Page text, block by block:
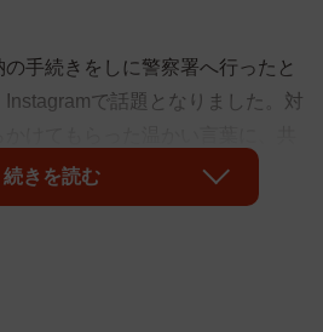
手続きをしに警察署へ行ったと
で話題となりました。対
続きを読む